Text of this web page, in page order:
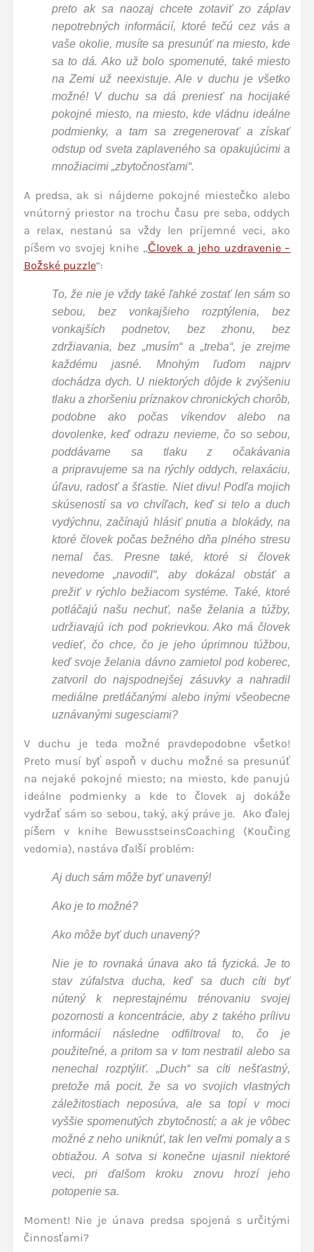
preto ak sa naozaj chcete zotaviť zo záplav
nepotrebných informácií, ktoré tečú cez vás a
vaše okolie, musíte sa presunúť na miesto, kde
sa to dá. Ako už bolo spomenuté, také miesto
na Zemi už neexistuje. Ale v duchu je všetko
možné! V duchu sa dá preniesť na hocijaké
pokojné miesto, na miesto, kde vládnu ideálne
podmienky, a tam sa zregenerovať a získať
odstup od sveta zaplaveného sa opakujúcimi a
množiacimi „zbytočnosťami“.
A predsa, ak si nájdeme pokojné miestečko alebo
vnútorný priestor na trochu času pre seba, oddych
a relax, nestanú sa vždy len príjemné veci, ako
píšem vo svojej knihe „Človek a jeho uzdravenie –
Božské puzzle“:
To, že nie je vždy také ľahké zostať len sám so
sebou, bez vonkajšieho rozptýlenia, bez
vonkajších podnetov, bez zhonu, bez
zdržiavania, bez „musím“ a „treba“, je zrejme
každému jasné. Mnohým ľuďom najprv
dochádza dych. U niektorých dôjde k zvýšeniu
tlaku a zhoršeniu príznakov chronických chorôb,
podobne ako počas víkendov alebo na
dovolenke, keď odrazu nevieme, čo so sebou,
poddávame sa tlaku z očakávania
a pripravujeme sa na rýchly oddych, relaxáciu,
úľavu, radosť a šťastie. Niet divu! Podľa mojich
skúseností sa vo chvíľach, keď si telo a duch
vydýchnu, začínajú hlásiť pnutia a blokády, na
ktoré človek počas bežného dňa plného stresu
nemal čas. Presne také, ktoré si človek
nevedome „navodil“, aby dokázal obstáť a
prežiť v rýchlo bežiacom systéme. Také, ktoré
potláčajú našu nechuť, naše želania a túžby,
udržiavajú ich pod pokrievkou. Ako má človek
vedieť, čo chce, čo je jeho úprimnou túžbou,
keď svoje želania dávno zamietol pod koberec,
zatvoril do najspodnejšej zásuvky a nahradil
mediálne pretláčanými alebo inými všeobecne
uznávanými sugesciami?
V duchu je teda možné pravdepodobne všetko!
Preto musí byť aspoň v duchu možné sa presunúť
na nejaké pokojné miesto; na miesto, kde panujú
ideálne podmienky a kde to človek aj dokáže
vydržať sám so sebou, taký, aký práve je. Ako ďalej
píšem v knihe BewusstseinsCoaching (Koučing
vedomia), nastáva ďalší problém:
Aj duch sám môže byť unavený!
Ako je to možné?
Ako môže byť duch unavený?
Nie je to rovnaká únava ako tá fyzická. Je to
stav zúfalstva ducha, keď sa duch cíti byť
nútený k neprestajnému trénovaniu svojej
pozornosti a koncentrácie, aby z takého prílivu
informácií následne odfiltroval to, čo je
použiteľné, a pritom sa v tom nestratil alebo sa
nenechal rozptýliť. „Duch“ sa cíti nešťastný,
pretože má pocit, že sa vo svojich vlastných
záležitostiach neposúva, ale sa topí v moci
vyššie spomenutých zbytočností; a ak je vôbec
možné z neho uniknúť, tak len veľmi pomaly a s
obtiažou. A sotva si konečne ujasnil niektoré
veci, pri ďalšom kroku znovu hrozí jeho
potopenie sa.
Moment! Nie je únava predsa spojená s určitými
činnosťami?